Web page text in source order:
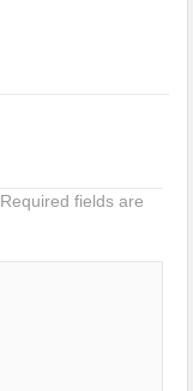
Required fields are